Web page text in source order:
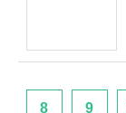
8 9